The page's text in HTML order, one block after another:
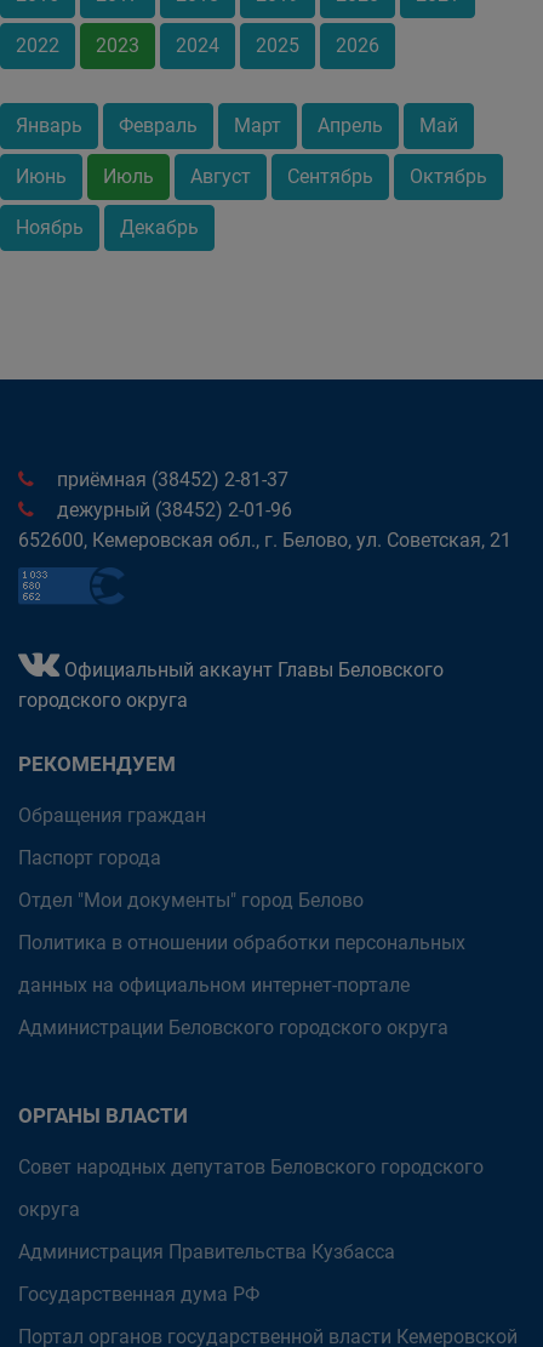
2022 2023 2024 2025 2026
Январь Февраль Март Апрель Май
Июнь Июль Август Сентябрь Октябрь
Ноябрь Декабрь
приёмная (38452) 2-81-37
дежурный (38452) 2-01-96
652600, Кемеровская обл., г. Белово, ул. Советская, 21
Официальный аккаунт Главы Беловского
городского округа
РЕКОМЕНДУЕМ
Обращения граждан
Паспорт города
Отдел "Мои документы" город Белово
Политика в отношении обработки персональных
данных на официальном интернет-портале
Администрации Беловского городского округа
ОРГАНЫ ВЛАСТИ
Совет народных депутатов Беловского городского
округа
Администрация Правительства Кузбасса
Государственная дума РФ
Портал органов государственной власти Кемеровской